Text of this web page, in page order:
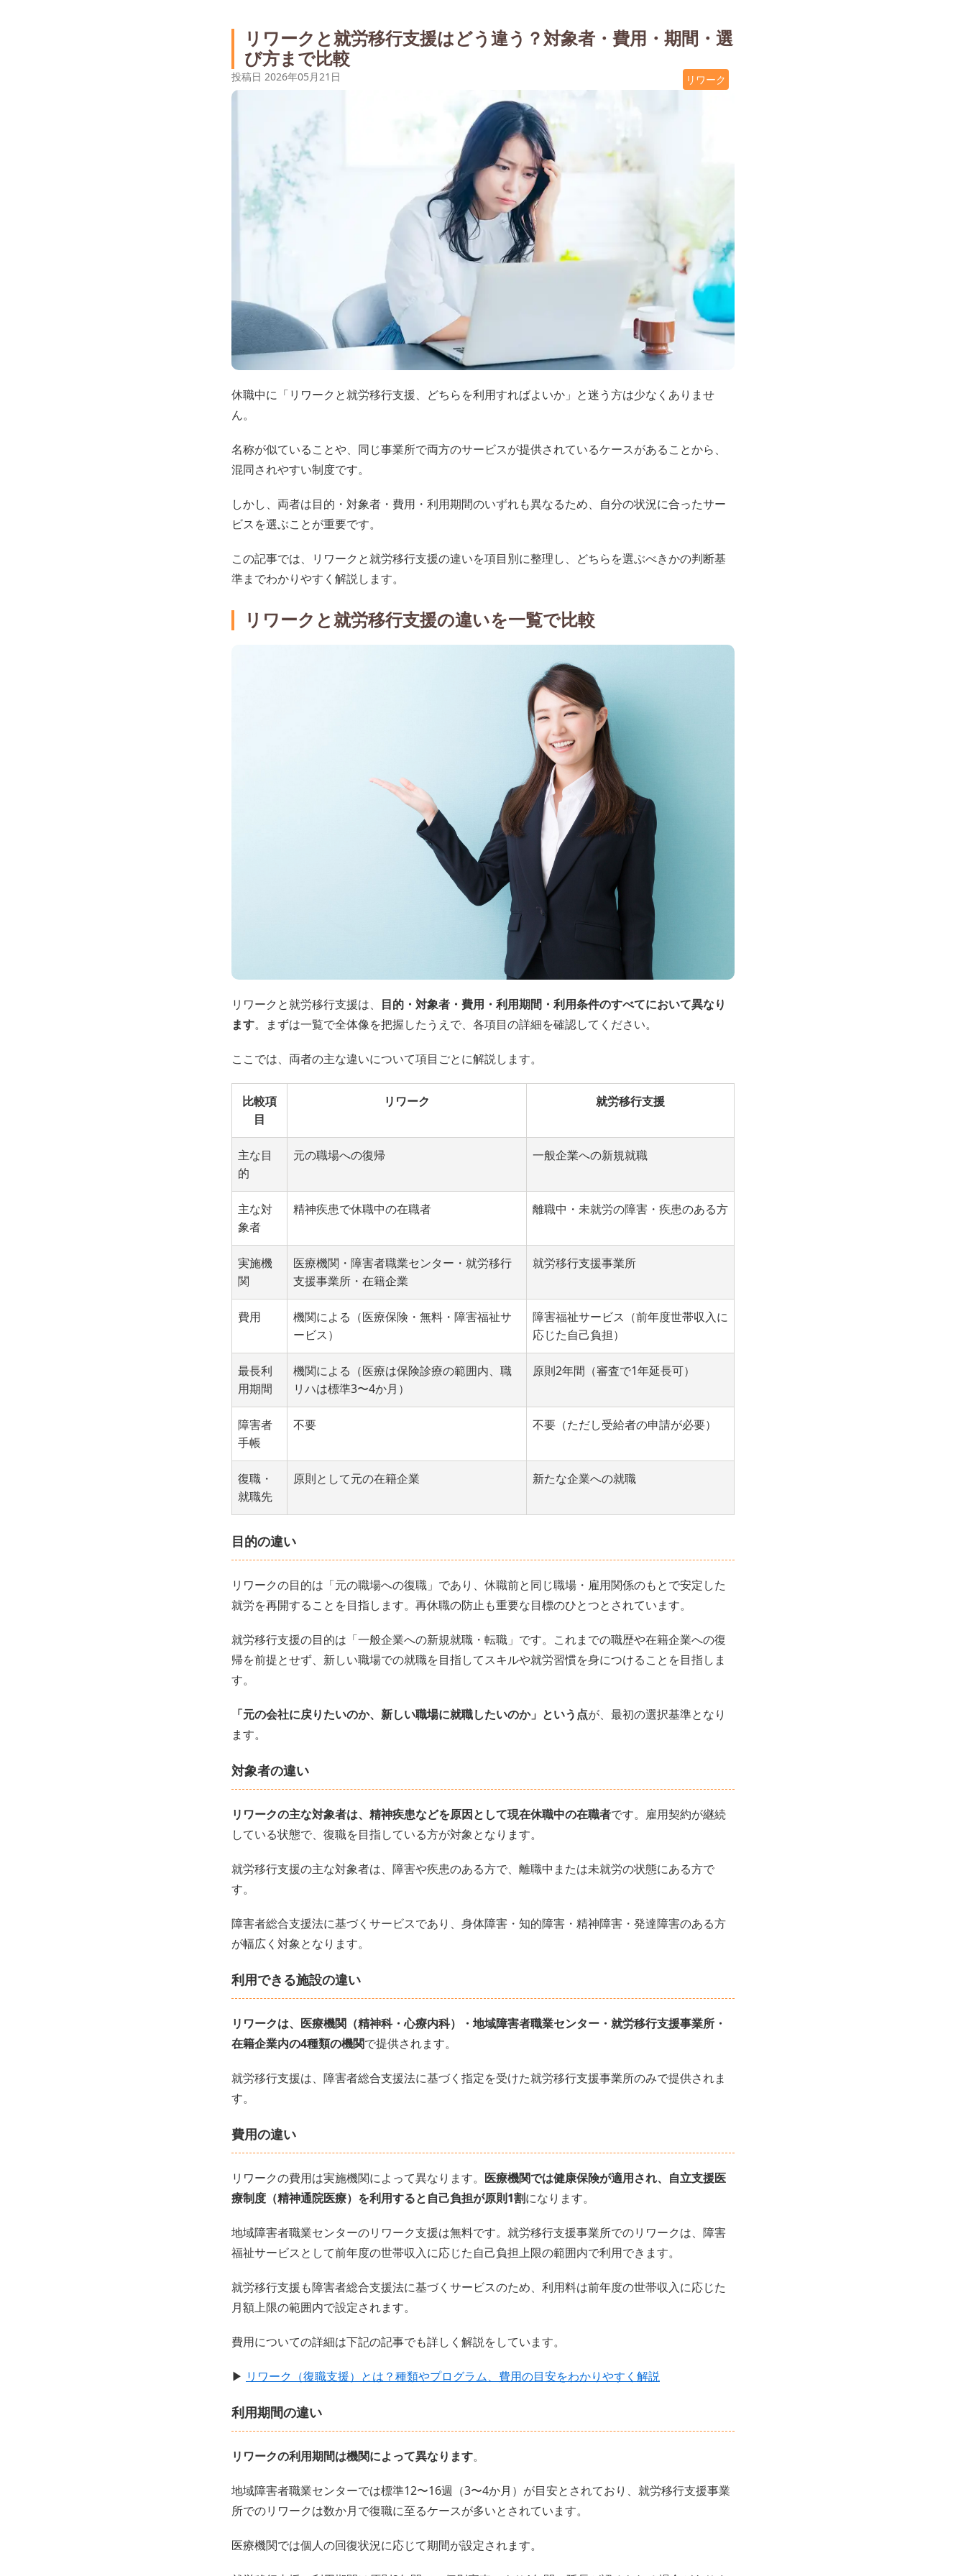
リワークと就労移行支援はどう違う？対象者・費用・期間・選
び方まで比較
投稿日 2026年05月21日 リワーク
休職中に「リワークと就労移行支援、どちらを利用すればよいか」と迷う方は少なくありませ
ん。
名称が似ていることや、同じ事業所で両方のサービスが提供されているケースがあることから、
混同されやすい制度です。
しかし、両者は目的・対象者・費用・利用期間のいずれも異なるため、自分の状況に合ったサー
ビスを選ぶことが重要です。
この記事では、リワークと就労移行支援の違いを項目別に整理し、どちらを選ぶべきかの判断基
準までわかりやすく解説します。
リワークと就労移行支援の違いを一覧で比較
リワークと就労移行支援は、 目的・対象者・費用・利用期間・利用条件のすべてにおいて異なり
ます。まずは一覧で全体像を把握したうえで、各項目の詳細を確認してください。
ここでは、両者の主な違いについて項目ごとに解説します。
比較項
目
リワーク 就労移行支援
主な目
的
元の職場への復帰 一般企業への新規就職
主な対
象者
精神疾患で休職中の在職者 離職中・未就労の障害・疾患のある方
実施機
関
医療機関・障害者職業センター・就労移行
支援事業所・在籍企業
就労移行支援事業所
費用
機関による（医療保険・無料・障害福祉サ
ービス）
障害福祉サービス（前年度世帯収入に
応じた自己負担）
最長利
用期間
機関による（医療は保険診療の範囲内、職
リハは標準3〜4か月）
原則2年間（審査で1年延長可）
障害者
手帳
不要 不要（ただし受給者の申請が必要）
復職・
就職先
原則として元の在籍企業 新たな企業への就職
目的の違い
リワークの目的は「元の職場への復職」であり、休職前と同じ職場・雇用関係のもとで安定した
就労を再開することを目指します。再休職の防止も重要な目標のひとつとされています。
就労移行支援の目的は「一般企業への新規就職・転職」です。これまでの職歴や在籍企業への復
帰を前提とせず、新しい職場での就職を目指してスキルや就労習慣を身につけることを目指しま
す。
「元の会社に戻りたいのか、新しい職場に就職したいのか」という点が、最初の選択基準となり
ます。
対象者の違い
リワークの主な対象者は、精神疾患などを原因として現在休職中の在職者です。雇用契約が継続
している状態で、復職を目指している方が対象となります。
就労移行支援の主な対象者は、障害や疾患のある方で、離職中または未就労の状態にある方で
す。
障害者総合支援法に基づくサービスであり、身体障害・知的障害・精神障害・発達障害のある方
が幅広く対象となります。
利用できる施設の違い
リワークは、医療機関（精神科・心療内科）・地域障害者職業センター・就労移行支援事業所・
在籍企業内の4種類の機関で提供されます。
就労移行支援は、障害者総合支援法に基づく指定を受けた就労移行支援事業所のみで提供されま
す。
費用の違い
リワークの費用は実施機関によって異なります。 医療機関では健康保険が適用され、自立支援医
療制度（精神通院医療）を利用すると自己負担が原則1割になります。
地域障害者職業センターのリワーク支援は無料です。就労移行支援事業所でのリワークは、障害
福祉サービスとして前年度の世帯収入に応じた自己負担上限の範囲内で利用できます。
就労移行支援も障害者総合支援法に基づくサービスのため、利用料は前年度の世帯収入に応じた
月額上限の範囲内で設定されます。
費用についての詳細は下記の記事でも詳しく解説をしています。
▶︎ リワーク（復職支援）とは？種類やプログラム、費用の目安をわかりやすく解説
利用期間の違い
リワークの利用期間は機関によって異なります。
地域障害者職業センターでは標準12〜16週（3〜4か月）が目安とされており、就労移行支援事業
所でのリワークは数か月で復職に至るケースが多いとされています。
医療機関では個人の回復状況に応じて期間が設定されます。